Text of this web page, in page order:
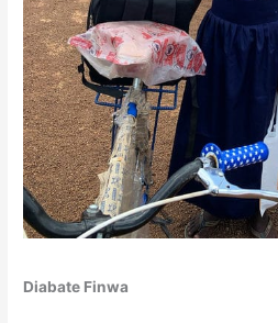
Diabate Finwa